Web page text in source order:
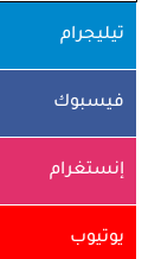
تيليجرام
فيسبوك
إنستغرام
يوتيوب